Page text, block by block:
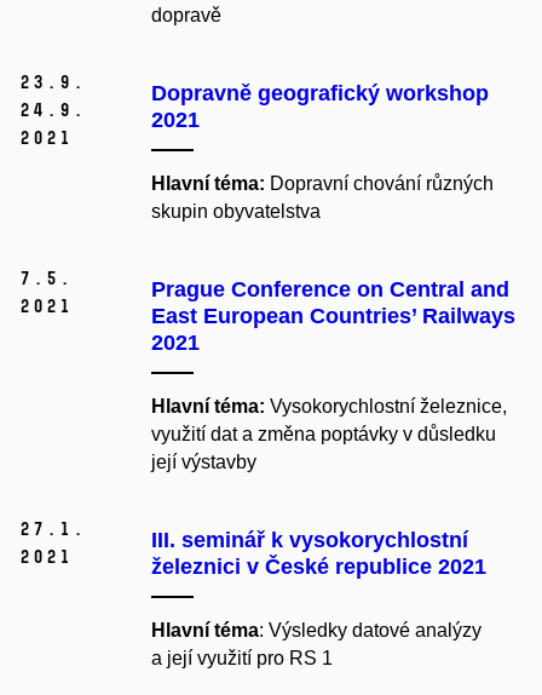
dopravě
23. 9.
24. 9.
2021
Dopravně geografický workshop
2021
Hlavní téma: Dopravní chování různých
skupin obyvatelstva
7. 5.
2021
Prague Conference on Central and
East European Countries’ Railways
2021
Hlavní téma: Vysokorychlostní železnice,
využití dat a změna poptávky v důsledku
její výstavby
27. 1.
2021
III. seminář k vysokorychlostní
železnici v České republice 2021
Hlavní téma: Výsledky datové analýzy
a její využití pro RS 1